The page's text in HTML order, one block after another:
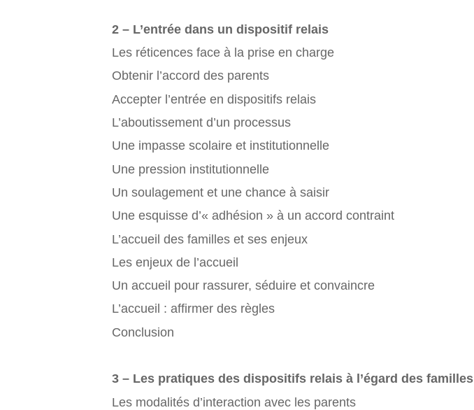
2 – L’entrée dans un dispositif relais
Les réticences face à la prise en charge
Obtenir l’accord des parents
Accepter l’entrée en dispositifs relais
L’aboutissement d’un processus
Une impasse scolaire et institutionnelle
Une pression institutionnelle
Un soulagement et une chance à saisir
Une esquisse d’« adhésion » à un accord contraint
L’accueil des familles et ses enjeux
Les enjeux de l’accueil
Un accueil pour rassurer, séduire et convaincre
L’accueil : affirmer des règles
Conclusion
3 – Les pratiques des dispositifs relais à l’égard des familles
Les modalités d’interaction avec les parents